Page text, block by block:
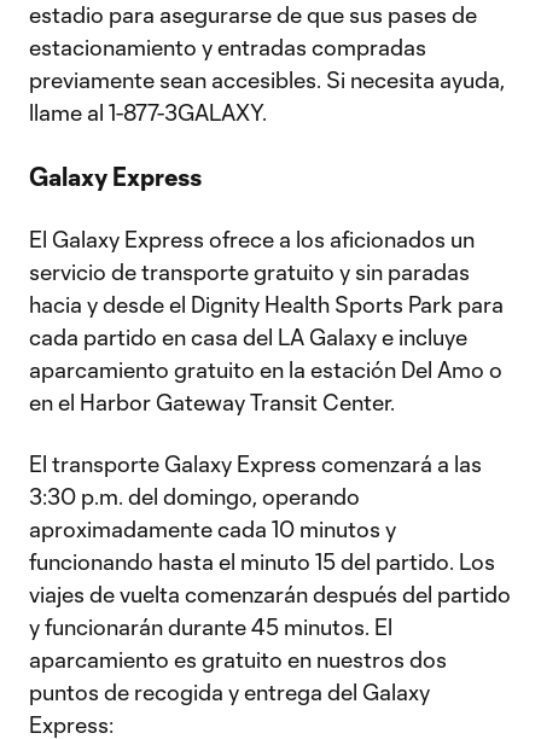
estadio para asegurarse de que sus pases de
estacionamiento y entradas compradas
previamente sean accesibles. Si necesita ayuda,
llame al 1-877-3GALAXY.
Galaxy Express
El Galaxy Express ofrece a los aficionados un
servicio de transporte gratuito y sin paradas
hacia y desde el Dignity Health Sports Park para
cada partido en casa del LA Galaxy e incluye
aparcamiento gratuito en la estación Del Amo o
en el Harbor Gateway Transit Center.
El transporte Galaxy Express comenzará a las
3:30 p.m. del domingo, operando
aproximadamente cada 10 minutos y
funcionando hasta el minuto 15 del partido. Los
viajes de vuelta comenzarán después del partido
y funcionarán durante 45 minutos. El
aparcamiento es gratuito en nuestros dos
puntos de recogida y entrega del Galaxy
Express: